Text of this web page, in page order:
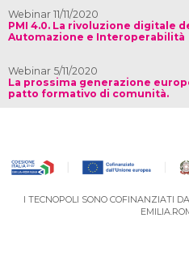
Webinar 11/11/2020
PMI 4.0. La rivoluzione digitale
Automazione e Interoperabilità
Webinar 5/11/2020
La prossima generazione
patto formativo di comunità.
I TECNOPOLI SONO COFINANZIATI